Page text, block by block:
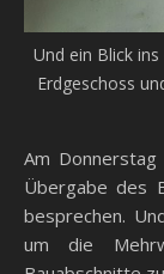
Und ein Blick
Erdgeschoss
Am
Übergabe des
besprechen.
um die